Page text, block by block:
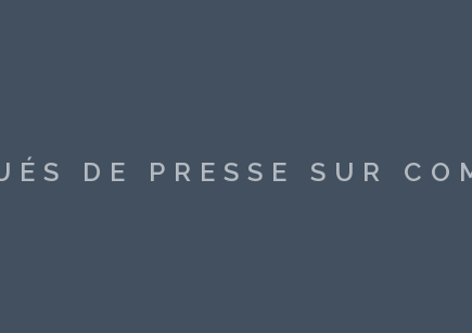
DE PRESSE SUR